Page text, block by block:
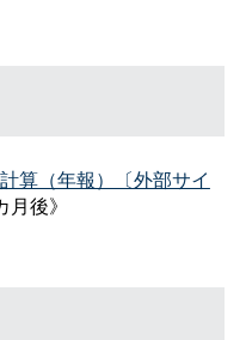
算（年報）〔外部サイ
後》